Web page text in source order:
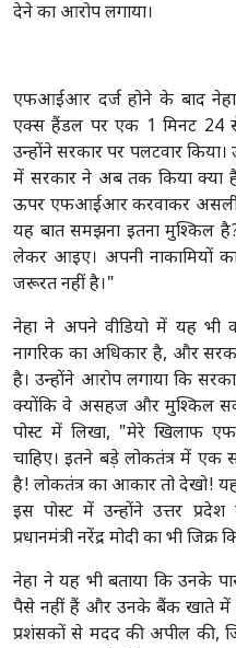
देने का आरोप लगाया।
एफआईआर दर्ज होने के बाद नेहा
एक्स हैंडल पर एक 1 मिनट 24
उन्होंने सरकार पर पलटवार
में सरकार ने अब तक किया
ऊपर एफआईआर करवाकर असली
यह बात समझना इतना मुश्किल
लेकर आइए। अपनी नाकामियों
जरूरत नहीं है।"
नेहा ने अपने वीडियो में यह भी
नागरिक का अधिकार है, और
है। उन्होंने आरोप लगाया कि
क्योंकि वे असहज और मुश्किल
पोस्ट में लिखा, "मेरे खिलाफ
चाहिए। इतने बड़े लोकतंत्र में
है! लोकतंत्र का आकार तो देखो!
इस पोस्ट में उन्होंने उत्तर
प्रधानमंत्री नरेंद्र मोदी का भी जिक्र
नेहा ने यह भी बताया कि उनके
पैसे नहीं हैं और उनके बैंक खाते में
प्रशंसकों से मदद की अपील की,